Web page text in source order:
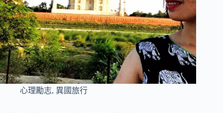
心理勵志, 異國旅行